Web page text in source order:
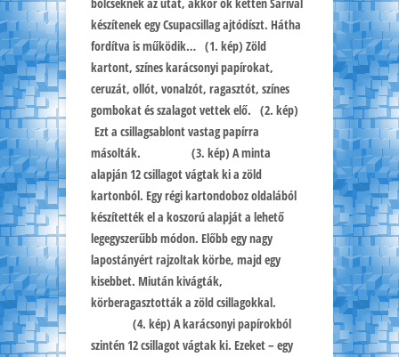
készítenek egy Csupacsillag ajtódíszt. Hátha
fordítva is működik… (1. kép) Zöld
kartont, színes karácsonyi papírokat,
ceruzát, ollót, vonalzót, ragasztót, színes
gombokat és szalagot vettek elő. (2. kép)
Ezt a csillagsablont vastag papírra
másolták. (3. kép) A minta
alapján 12 csillagot vágtak ki a zöld
kartonból. Egy régi kartondoboz oldalából
készítették el a koszorú alapját a lehető
legegyszerűbb módon. Előbb egy nagy
lapostányért rajzoltak körbe, majd egy
kisebbet. Miután kivágták,
körberagasztották a zöld csillagokkal.
(4. kép) A karácsonyi papírokból
szintén 12 csillagot vágtak ki. Ezeket – egy